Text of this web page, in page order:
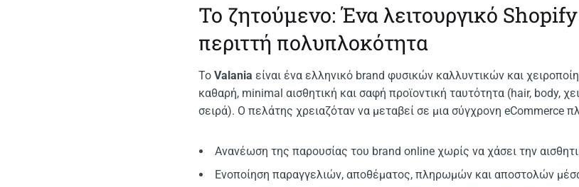
Το ζητούμενο: Ένα λειτουργικό
περιττή πολυπλοκότητα
ΤοValania είναι ένα ελληνικό brand φυσικών καλλυντικών και
καθαρή, minimal αισθητική και σαφή προϊοντική ταυτότητα (hair, body,
σειρά). Ο πελάτης χρειαζόταν να μεταβεί σε μια σύγχρονη eCommerce
Ανανέωση της παρουσίας του brand online χωρίς να χάσει την
Ενοποίηση παραγγελιών, αποθέματος, πληρωμών και αποστολών